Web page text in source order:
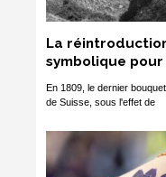
La
symbolique
En 1809, le dernier
de Suisse, sous l'effet de